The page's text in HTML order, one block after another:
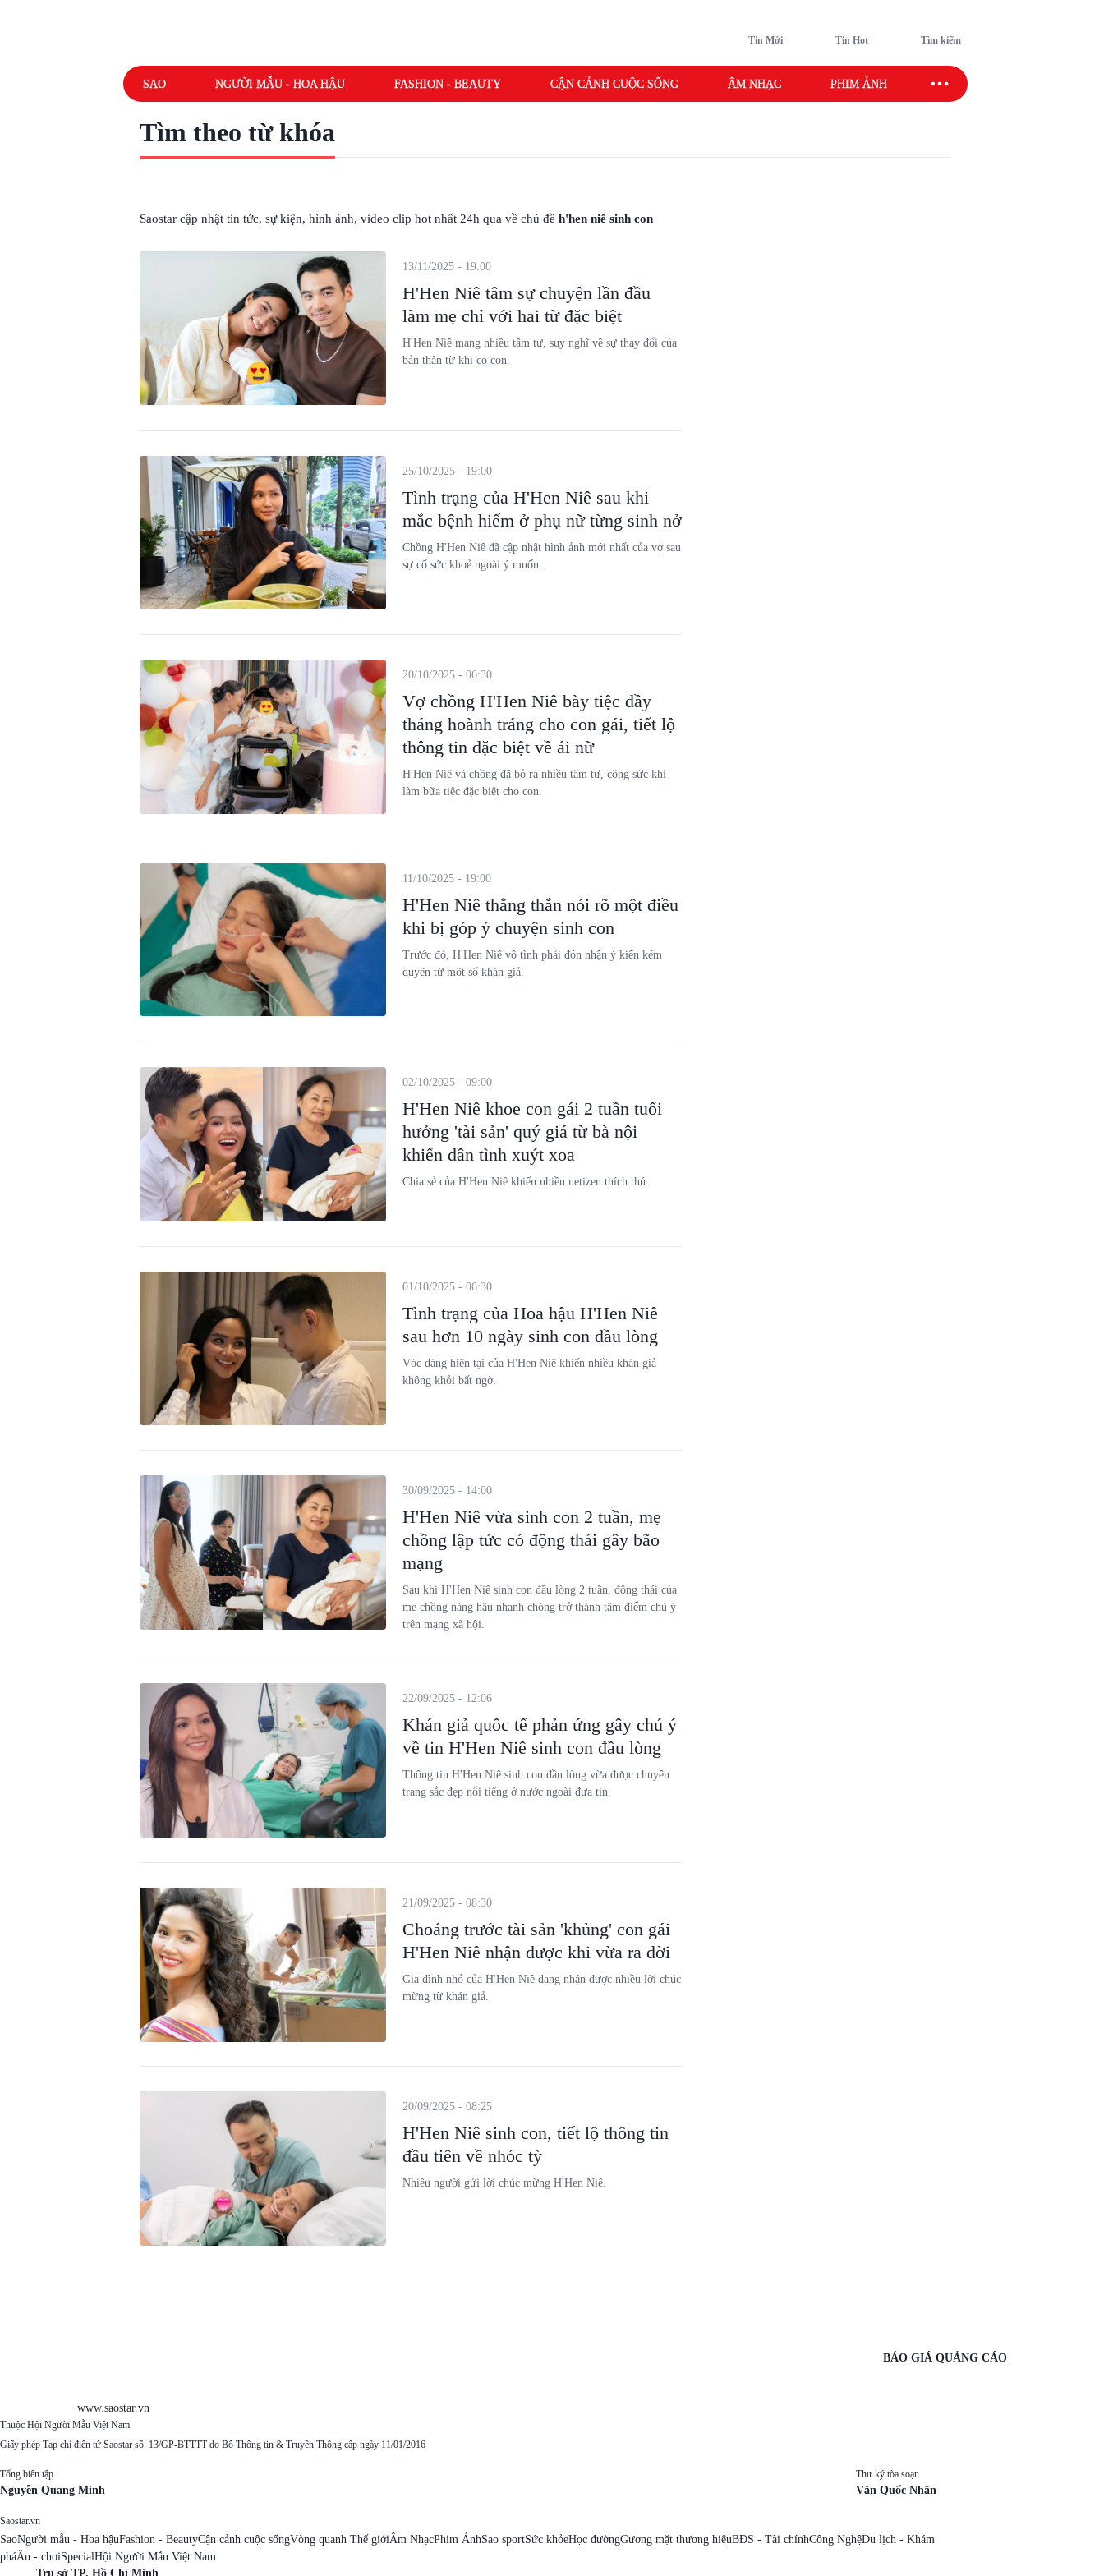
Tin Mới Tin Hot Tìm kiếm
SAO NGƯỜI MẪU - HOA HẬU FASHION - BEAUTY CẬN CẢNH CUỘC SỐNG ÂM NHẠC PHIM ẢNH SAO SPORT
Tìm theo từ khóa
Saostar cập nhật tin tức, sự kiện, hình ảnh, video clip hot nhất 24h qua về chủ đề h'hen niê sinh con
H'Hen Niê tâm sự chuyện lần đầu
làm mẹ chỉ với hai từ đặc biệt
13/11/2025 - 19:00
H'Hen Niê mang nhiều tâm tư, suy nghĩ về sự thay đổi của
bản thân từ khi có con.
Tình trạng của H'Hen Niê sau khi
mắc bệnh hiếm ở phụ nữ từng sinh nở
25/10/2025 - 19:00
Chồng H'Hen Niê đã cập nhật hình ảnh mới nhất của vợ sau
sự cố sức khoẻ ngoài ý muốn.
Vợ chồng H'Hen Niê bày tiệc đầy
tháng hoành tráng cho con gái, tiết lộ
thông tin đặc biệt về ái nữ
20/10/2025 - 06:30
H'Hen Niê và chồng đã bỏ ra nhiều tâm tư, công sức khi
làm bữa tiệc đặc biệt cho con.
H'Hen Niê thẳng thắn nói rõ một điều
khi bị góp ý chuyện sinh con
11/10/2025 - 19:00
Trước đó, H'Hen Niê vô tình phải đón nhận ý kiến kém
duyên từ một số khán giả.
H'Hen Niê khoe con gái 2 tuần tuổi
hưởng 'tài sản' quý giá từ bà nội
khiến dân tình xuýt xoa
02/10/2025 - 09:00
Chia sẻ của H'Hen Niê khiến nhiều netizen thích thú.
Tình trạng của Hoa hậu H'Hen Niê
sau hơn 10 ngày sinh con đầu lòng
01/10/2025 - 06:30
Vóc dáng hiện tại của H'Hen Niê khiến nhiều khán giả
không khỏi bất ngờ.
H'Hen Niê vừa sinh con 2 tuần, mẹ
chồng lập tức có động thái gây bão
mạng
30/09/2025 - 14:00
Sau khi H'Hen Niê sinh con đầu lòng 2 tuần, động thái của
mẹ chồng nàng hậu nhanh chóng trở thành tâm điểm chú ý
trên mạng xã hội.
Khán giả quốc tế phản ứng gây chú ý
về tin H'Hen Niê sinh con đầu lòng
22/09/2025 - 12:06
Thông tin H'Hen Niê sinh con đầu lòng vừa được chuyên
trang sắc đẹp nổi tiếng ở nước ngoài đưa tin.
Choáng trước tài sản 'khủng' con gái
H'Hen Niê nhận được khi vừa ra đời
21/09/2025 - 08:30
Gia đình nhỏ của H'Hen Niê đang nhận được nhiều lời chúc
mừng từ khán giả.
H'Hen Niê sinh con, tiết lộ thông tin
đầu tiên về nhóc tỳ
20/09/2025 - 08:25
Nhiều người gửi lời chúc mừng H'Hen Niê.
www.saostar.vn
BÁO GIÁ QUẢNG CÁO
Thuộc Hội Người Mẫu Việt Nam
Giấy phép Tạp chí điện tử Saostar số: 13/GP-BTTTT do Bộ Thông tin & Truyền Thông cấp ngày 11/01/2016
Tổng biên tập
Nguyễn Quang Minh
Thư ký tòa soạn
Văn Quốc Nhân
Saostar.vn
SaoNgười mẫu - Hoa hậuFashion - BeautyCận cảnh cuộc sốngVòng quanh Thế giớiÂm NhạcPhim ẢnhSao sportSức khỏeHọc đườngGương mặt thương hiệuBĐS - Tài chínhCông NghệDu lịch - Khám
pháĂn - chơiSpecialHội Người Mẫu Việt Nam
Trụ sở TP. Hồ Chí Minh